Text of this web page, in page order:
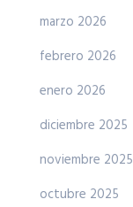
marzo 2026
febrero 2026
enero 2026
diciembre 2025
noviembre 2025
octubre 2025